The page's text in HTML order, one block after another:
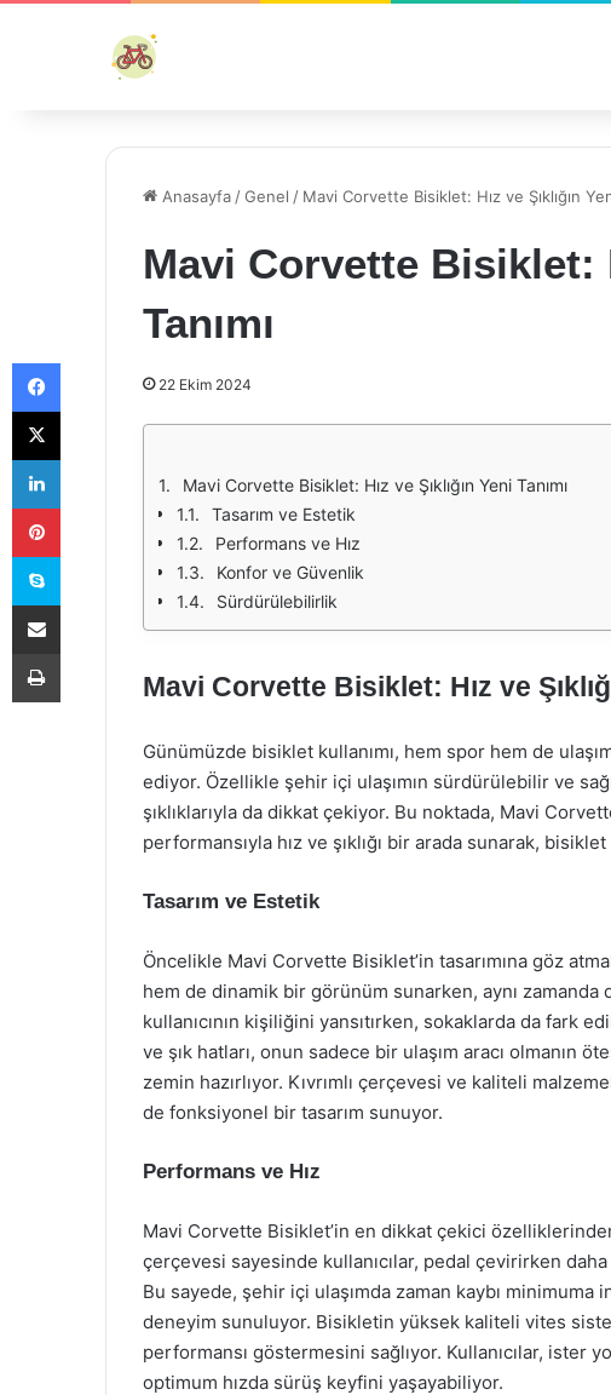
Anasayfa /Genel / Mavi Corvette Bisiklet: Hız ve Şıklığın
Mavi Corvette Bisiklet:
Tanımı
22 Ekim 2024
Mavi Corvette Bisiklet: Hız ve Şıklığın Yeni Tanımı
Tasarım ve Estetik
Performans ve Hız
Konfor ve Güvenlik
Sürdürülebilirlik
Mavi Corvette Bisiklet: Hız ve
Günümüzde bisiklet kullanımı, hem spor hem de
ediyor. Özellikle şehir içi ulaşımın sürdürülebilir ve
şıklıklarıyla da dikkat çekiyor. Bu noktada, Mavi
performansıyla hız ve şıklığı bir arada sunarak,
Tasarım ve Estetik
Öncelikle Mavi Corvette Bisiklet’in tasarımına göz
hem de dinamik bir görünüm sunarken, aynı
kullanıcının kişiliğini yansıtırken, sokaklarda da fark
ve şık hatları, onun sadece bir ulaşım aracı olmanın
zemin hazırlıyor. Kıvrımlı çerçevesi ve kaliteli
de fonksiyonel bir tasarım sunuyor.
Performans ve Hız
Mavi Corvette Bisiklet’in en dikkat çekici
çerçevesi sayesinde kullanıcılar, pedal çevirirken
Bu sayede, şehir içi ulaşımda zaman kaybı
deneyim sunuluyor. Bisikletin yüksek kaliteli vites
performansı göstermesini sağlıyor. Kullanıcılar, ister
optimum hızda sürüş keyfini yaşayabiliyor.
Facebook
X
LinkedIn
Pinterest
Skype
E-Posta ile paylaş